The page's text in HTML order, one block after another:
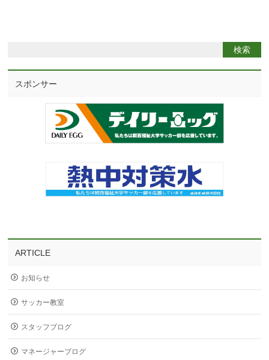
スポンサー
ARTICLE
お知らせ
サッカー教室
スタッフブログ
マネージャーブログ